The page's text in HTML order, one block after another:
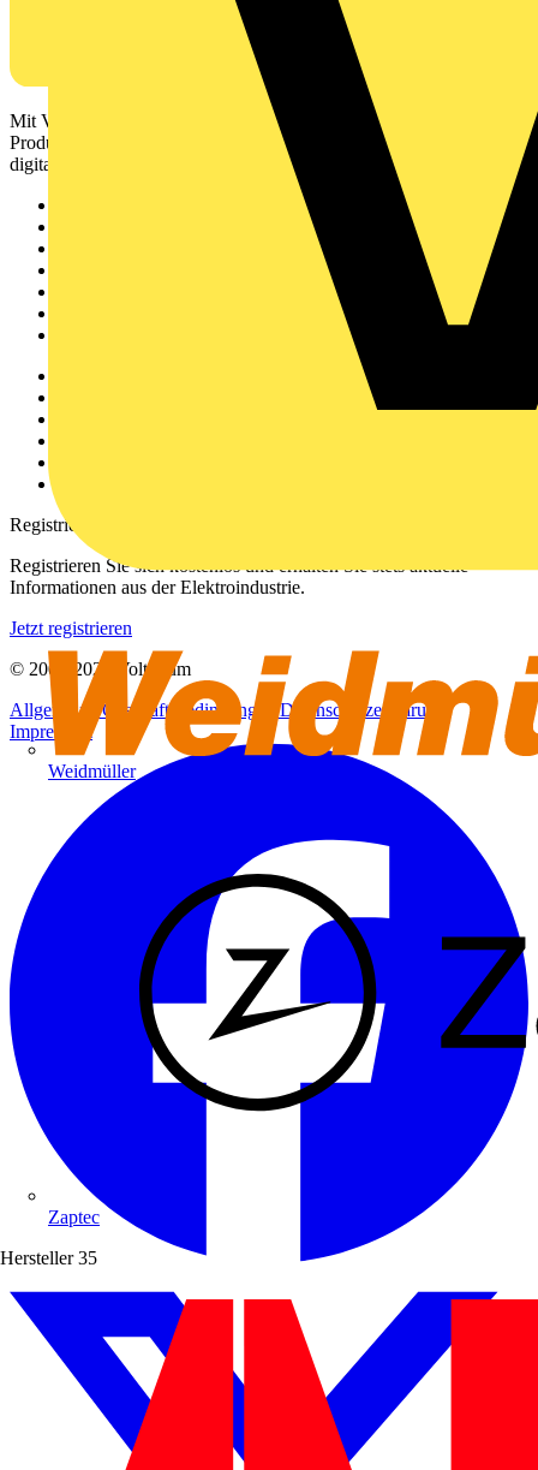
Weidmüller
Zaptec
Hersteller 35
Mit Voltimum erhalten Elektrofachkräfte Zugang zu Branchennews,
Produktinformationen, Schulungen und Tools – alles auf einer
digitalen Plattform und Community.
Registrierung
Registrieren Sie sich kostenlos und erhalten Sie stets aktuelle
Informationen aus der Elektroindustrie.
Jetzt registrieren
© 2002-
2026
Voltimum
Allgemeine GeschäftsbedingungenDatenschutzerklärung
Impressum